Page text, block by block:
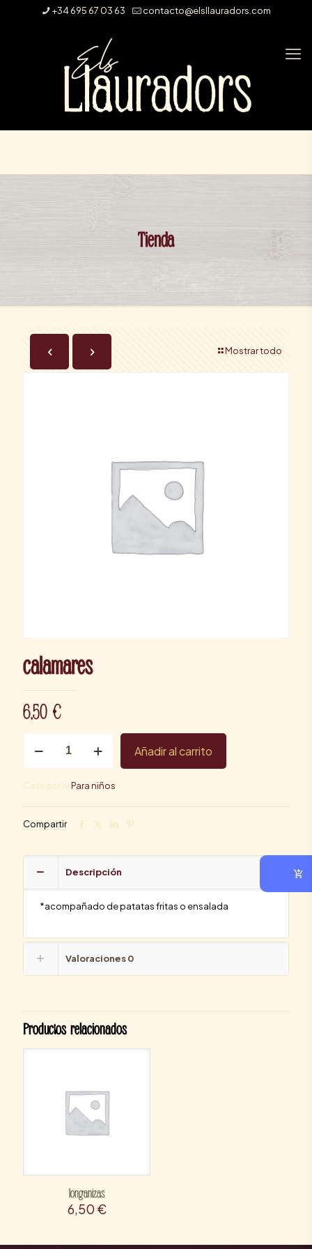
+34 695 67 03 63 contacto@elsllauradors.com
Tienda
Mostrar todo
calamares
6,50 €
cantidad
Añadir al carrito
Categoría:Para niños
Compartir
Descripción
*acompañado de patatas fritas o ensalada
Valoraciones0
Productos relacionados
longanizas
6,50 €